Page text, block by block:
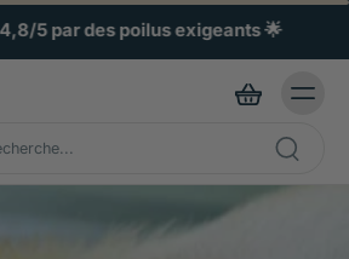
par des poilus exigeants 🌟